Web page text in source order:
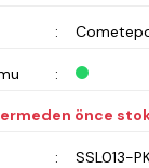
önce
SSL013-